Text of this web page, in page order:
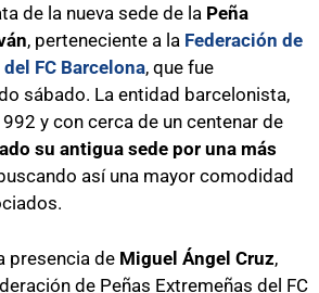
de la nueva sede de la Peña
, perteneciente a la Federación de
FC Barcelona, que fue
sábado. La entidad barcelonista,
y con cerca de un centenar de
su antigua sede por una más
así una mayor comodidad
presencia de Miguel Ángel Cruz,
de Peñas Extremeñas del FC